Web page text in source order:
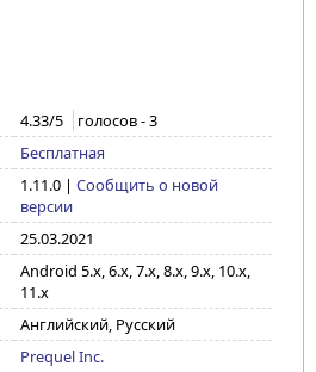
4.33/5 голосов -3
Бесплатная
1.11.0| Сообщить о новой
версии
25.03.2021
Android 5.x, 6.x, 7.x, 8.x, 9.x, 10.x,
11.x
Английский, Русский
Prequel Inc.